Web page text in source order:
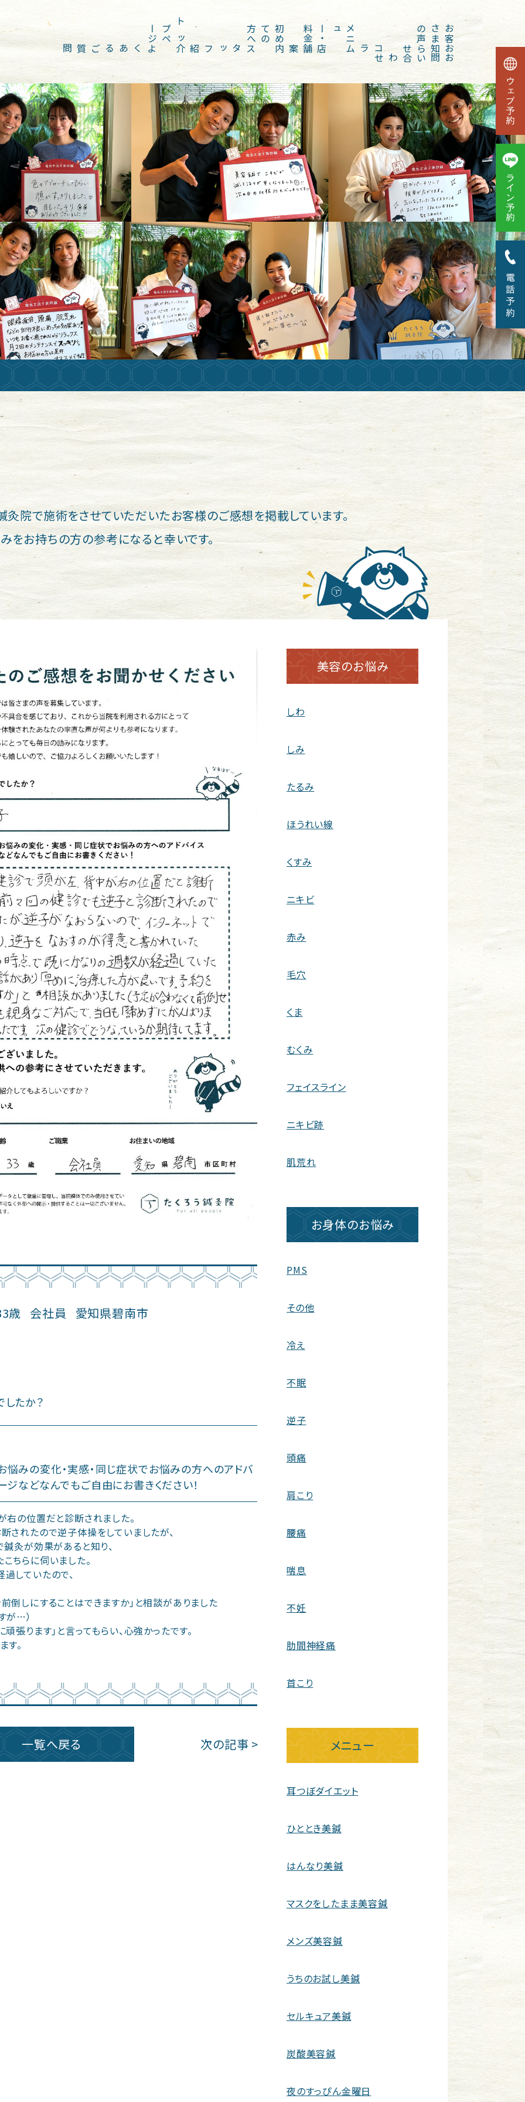
ト
ッ
プ
ペ
ー
ジ 初
め
て
の
方
へ メ
ニ
ュー
・
料
金 お
客
さ
ま
の
声
よくあるご質問 スタッフ紹介 店舗案内 コラム
お知らせ
お問い合わせ
灸院で施術をさせていただいたお客様のご感想を掲載しています。
をお持ちの方の参考になると幸いです。
歳 会社員 愛知県碧南市
たか？
みの変化・実感・同じ症状でお悩みの方へのアドバ
ジなどなんでもご自由にお書きください！
の位置だと診断されました。
されたので逆子体操をしていましたが、
灸が効果があると知り、
ちらに伺いました。
していたので、
倒しにすることはできますか｣と相談がありました
が…）
張ります｣と言ってもらい、心強かったです。
す。
一覧へ戻る 次の記事 >
美容のお悩み
しわ
しみ
たるみ
ほうれい線
くすみ
ニキビ
赤み
毛穴
くま
むくみ
フェイスライン
ニキビ跡
肌荒れ
お身体のお悩み
PMS
その他
冷え
不眠
逆子
頭痛
肩こり
腰痛
喘息
不妊
肋間神経痛
首こり
メニュー
耳つぼダイエット
ひととき美鍼
はんなり美鍼
マスクをしたまま美容鍼
メンズ美容鍼
うちのお試し美鍼
セルキュア美鍼
炭酸美容鍼
夜のすっぴん金曜日